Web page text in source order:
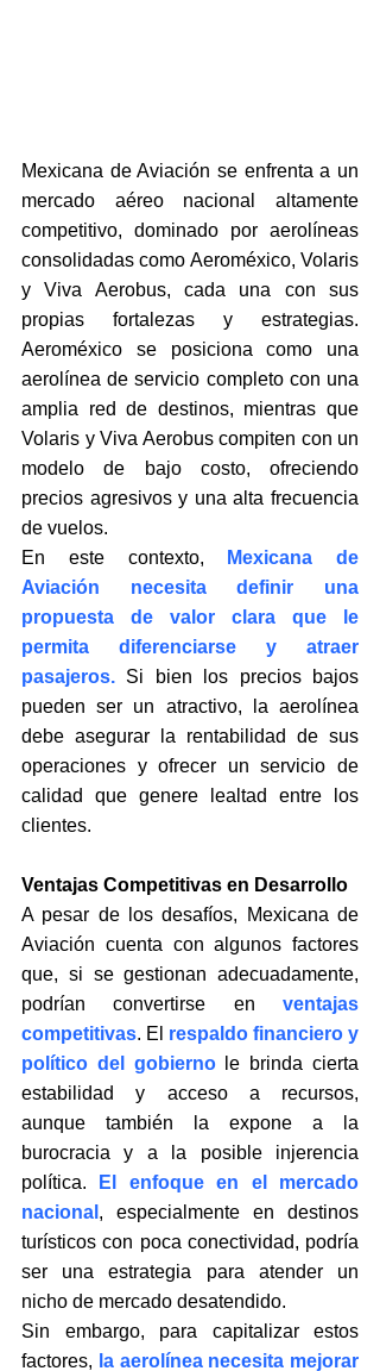
Mexicana de Aviación se enfrenta a un
mercado aéreo nacional altamente
competitivo, dominado por aerolíneas
consolidadas como Aeroméxico, Volaris
y Viva Aerobus, cada una con sus
propias fortalezas y estrategias.
Aeroméxico se posiciona como una
aerolínea de servicio completo con una
amplia red de destinos, mientras que
Volaris y Viva Aerobus compiten con un
modelo de bajo costo, ofreciendo
precios agresivos y una alta frecuencia
de vuelos.
En este contexto,
Mexicana de
Aviación necesita definir una
propuesta de valor clara que le
permita diferenciarse y atraer
pasajeros. Si bien los precios bajos
pueden ser un atractivo, la aerolínea
debe asegurar la rentabilidad de sus
operaciones y ofrecer un servicio de
calidad que genere lealtad entre los
clientes.
Ventajas Competitivas en Desarrollo
A pesar de los desafíos, Mexicana de
Aviación cuenta con algunos factores
que, si se gestionan adecuadamente,
podrían convertirse en ventajas
competitivas. El respaldo financiero y
político del gobierno le brinda cierta
estabilidad y acceso a recursos,
aunque también la expone a la
burocracia y a la posible injerencia
política.
El enfoque en el mercado
nacional , especialmente en destinos
turísticos con poca conectividad, podría
ser una estrategia para atender un
nicho de mercado desatendido.
Sin embargo, para capitalizar estos
factores, la aerolínea necesita mejorar